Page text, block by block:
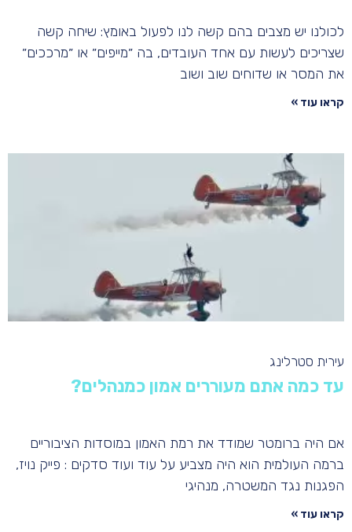
לכולנו יש מצבים בהם קשה לנו לפעול באומץ: שיחה קשה
שצריכים לעשות עם אחד העובדים, בה ״מייפים״ או ״מרככים״
את המסר או שדוחים שוב ושוב
קראו עוד »
עד כמה אתם מעוררים אמון כמנהלים?
עירית סטרלינג
אם היה ברומטר שמודד את רמת האמון במוסדות הציבוריים
ברמה העולמית הוא היה מצביע על עוד ועוד סדקים : פייק נויז,
הפגנות נגד המשטרה, מנהיגי
קראו עוד »